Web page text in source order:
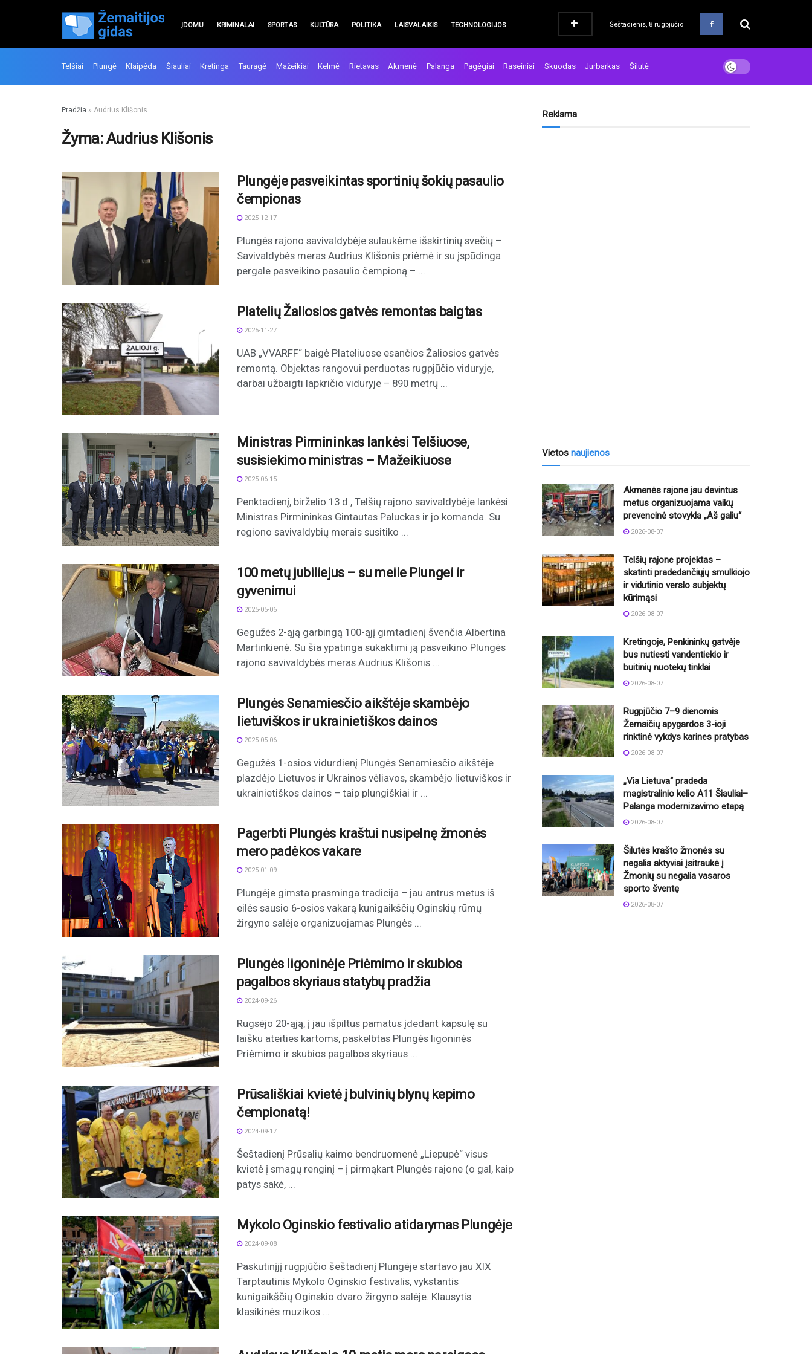
ĮDOMU KRIMINALAI SPORTAS KULTŪRA POLITIKA LAISVALAIKIS TECHNOLOGIJOS Šeštadienis, 8 rugpjūčio
Telšiai Plungė Klaipėda Šiauliai Kretinga Tauragė Mažeikiai Kelmė Rietavas Akmenė Palanga Pagėgiai Raseiniai Skuodas Jurbarkas Šilutė
Pradžia » Audrius Klišonis
Žyma:Audrius Klišonis
Plungėje pasveikintas sportinių šokių pasaulio
čempionas
2025-12-17
Plungės rajono savivaldybėje sulaukėme išskirtinių svečių –
Savivaldybės meras Audrius Klišonis priėmė ir su įspūdinga
pergale pasveikino pasaulio čempioną – ...
Platelių Žaliosios gatvės remontas baigtas
2025-11-27
UAB „VVARFF“ baigė Plateliuose esančios Žaliosios gatvės
remontą. Objektas rangovui perduotas rugpjūčio viduryje,
darbai užbaigti lapkričio viduryje – 890 metrų ...
Ministras Pirmininkas lankėsi Telšiuose,
susisiekimo ministras – Mažeikiuose
2025-06-15
Penktadienį, birželio 13 d., Telšių rajono savivaldybėje lankėsi
Ministras Pirmininkas Gintautas Paluckas ir jo komanda. Su
regiono savivaldybių merais susitiko ...
100 metų jubiliejus – su meile Plungei ir
gyvenimui
2025-05-06
Gegužės 2-ąją garbingą 100-ąjį gimtadienį švenčia Albertina
Martinkienė. Su šia ypatinga sukaktimi ją pasveikino Plungės
rajono savivaldybės meras Audrius Klišonis ...
Plungės Senamiesčio aikštėje skambėjo
lietuviškos ir ukrainietiškos dainos
2025-05-06
Gegužės 1-osios vidurdienį Plungės Senamiesčio aikštėje
plazdėjo Lietuvos ir Ukrainos vėliavos, skambėjo lietuviškos ir
ukrainietiškos dainos – taip plungiškiai ir ...
Pagerbti Plungės kraštui nusipelnę žmonės
mero padėkos vakare
2025-01-09
Plungėje gimsta prasminga tradicija – jau antrus metus iš
eilės sausio 6-osios vakarą kunigaikščių Oginskių rūmų
žirgyno salėje organizuojamas Plungės ...
Plungės ligoninėje Priėmimo ir skubios
pagalbos skyriaus statybų pradžia
2024-09-26
Rugsėjo 20-ąją, į jau išpiltus pamatus įdedant kapsulę su
laišku ateities kartoms, paskelbtas Plungės ligoninės
Priėmimo ir skubios pagalbos skyriaus ...
Prūsališkiai kvietė į bulvinių blynų kepimo
čempionatą!
2024-09-17
Šeštadienį Prūsalių kaimo bendruomenė „Liepupė“ visus
kvietė į smagų renginį – į pirmąkart Plungės rajone (o gal, kaip
patys sakė, ...
Mykolo Oginskio festivalio atidarymas Plungėje
2024-09-08
Paskutinįjį rugpjūčio šeštadienį Plungėje startavo jau XIX
Tarptautinis Mykolo Oginskio festivalis, vykstantis
kunigaikščių Oginskio dvaro žirgyno salėje. Klausytis
klasikinės muzikos ...
Reklama
Vietos naujienos
Akmenės rajone jau devintus
metus organizuojama vaikų
prevencinė stovykla „Aš galiu“
2026-08-07
Telšių rajone projektas –
skatinti pradedančiųjų smulkiojo
ir vidutinio verslo subjektų
kūrimąsi
2026-08-07
Kretingoje, Penkininkų gatvėje
bus nutiesti vandentiekio ir
buitinių nuotekų tinklai
2026-08-07
Rugpjūčio 7–9 dienomis
Žemaičių apygardos 3-ioji
rinktinė vykdys karines pratybas
2026-08-07
„Via Lietuva“ pradeda
magistralinio kelio A11 Šiauliai–
Palanga modernizavimo etapą
2026-08-07
Šilutės krašto žmonės su
negalia aktyviai įsitraukė į
Žmonių su negalia vasaros
sporto šventę
2026-08-07